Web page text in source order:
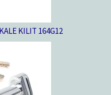
KILIT 164G12